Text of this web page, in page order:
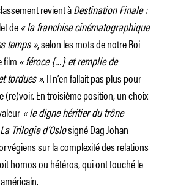
revient àDestination Finale :
de« la franchise cinématographique
temps », selon les mots de notre Roi
film « féroce {…} et remplie de
tordues ». Il n’en fallait pas plus pour
(re)voir. En troisième position, un choix
« le digne héritier du trône
La Trilogie d’Oslosigné Dag Johan
sur la complexité des relations
homos ou hétéros, qui ont touché le